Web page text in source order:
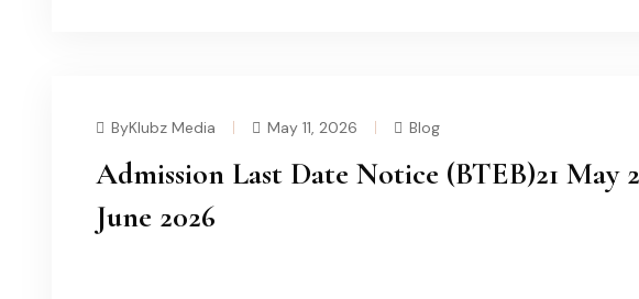
ByKlubz Media May 11, 2026 Blog
Admission Last Date Notice (BTEB)21 May
June 2026